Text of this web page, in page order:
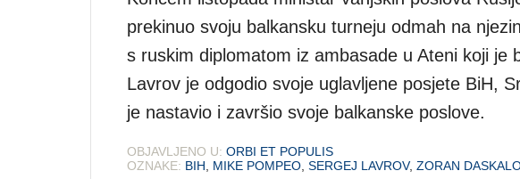
prekinuo svoju balkansku turneju odmah na
s ruskim diplomatom iz ambasade u Ateni koji je
Lavrov je odgodio svoje uglavljene posjete BiH,
je nastavio i završio svoje balkanske poslove.
OBJAVLJENO U: ORBI ET POPULIS
OZNAKE: BIH MIKE POMPEO SERGEJ LAVROV, ZORAN